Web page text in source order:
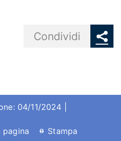
Condividi
04/11/2024 |
pagina Stampa